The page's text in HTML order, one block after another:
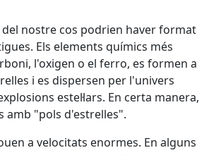
nostre cos podrien haver format
Els elements químics més
l'oxigen o el ferro, es formen a
i es dispersen per l'univers
estel·lars. En certa manera,
amb "pols d'estrelles".
a velocitats enormes. En alguns